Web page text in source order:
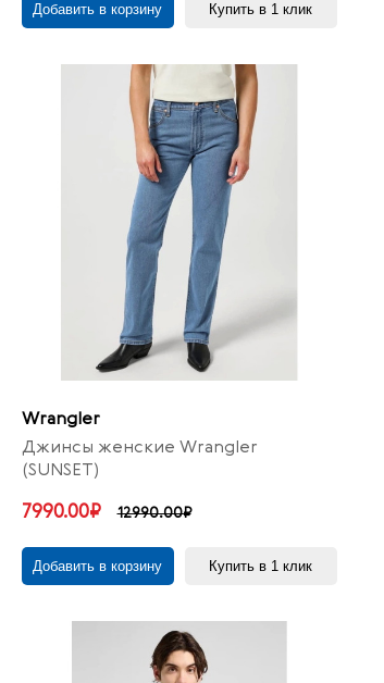
Добавить в корзину Купить в 1 клик
Wrangler
Джинсы женские Wrangler
(SUNSET)
7990.00₽ 12990.00₽
Добавить в корзину Купить в 1 клик